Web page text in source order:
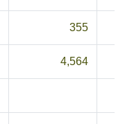
355
4,564